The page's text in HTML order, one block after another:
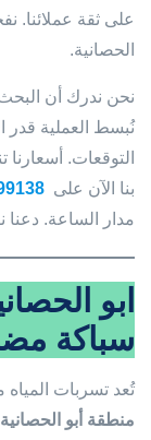
على ثقة عملائنا.
الحصانية.
نحن ندرك أن
نُبسط العملية قدر
التوقعات. أسعارنا
بنا الآن على
مدار الساعة. دعنا
ابو
سباكة
تُعد تسربات
منطقة أبو